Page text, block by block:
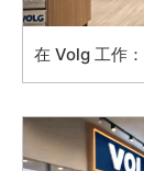
在 Volg 工作